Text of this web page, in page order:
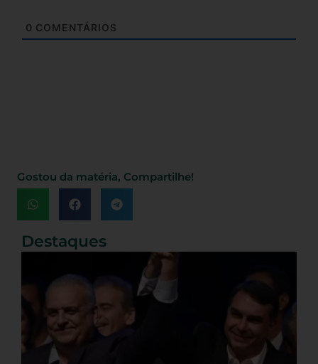
0 COMENTÁRIOS
Gostou da matéria, Compartilhe!
Destaques